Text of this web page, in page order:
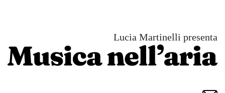
Lucia Martinelli presenta